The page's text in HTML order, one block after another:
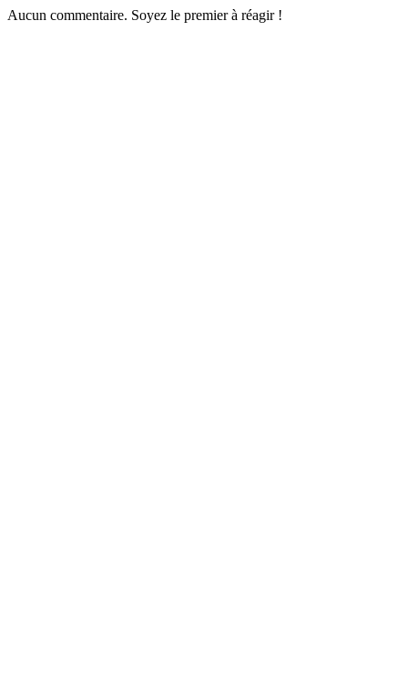
Aucun commentaire. Soyez le premier à réagir !